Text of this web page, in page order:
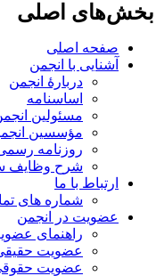
اصلی
صفحه اصلی
آشنایی با انجمن
دربارۀ انجمن
اساسنامه
مسئولین انجمن
مؤسسین انجمن
روزنامه رسمی
شرح وظایف
ارتباط با ما
شماره های
عضویت در انجمن
راهنمای
عضویت حقیقی
عضویت حقوقی